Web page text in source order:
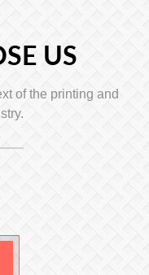
US
of the printing and